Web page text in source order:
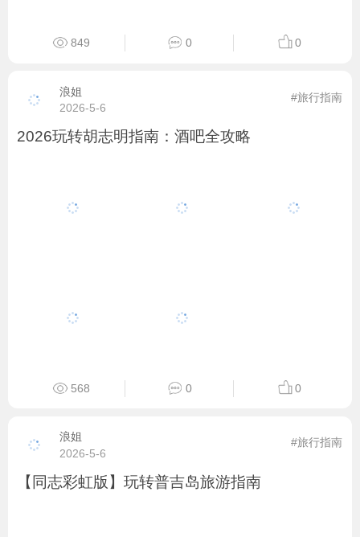
849 0 0
浪姐
2026-5-6
#旅行指南
2026玩转胡志明指南：酒吧全攻略
568 0 0
浪姐
2026-5-6
#旅行指南
【同志彩虹版】玩转普吉岛旅游指南